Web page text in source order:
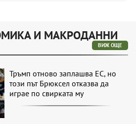
И МАКРОДАННИ
ВИЖ ОЩЕ
Тръмп отново заплашва ЕС, но
този път Брюксел отказва да
играе по свирката му